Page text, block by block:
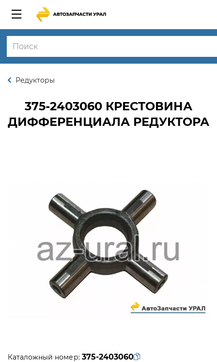
Редукторы
375-2403060 КРЕСТОВИНА
ДИФФЕРЕНЦИАЛА РЕДУКТОРА
Каталожный номер: 375-2403060